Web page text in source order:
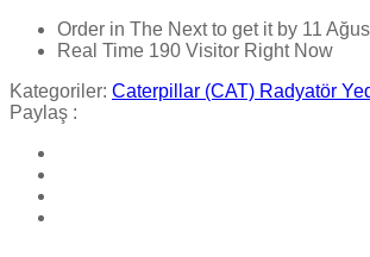
Order in The Nextto get it by 11
Real Time 190 Visitor Right Now
Kategoriler: Caterpillar (CAT) Radyatör
Paylaş :